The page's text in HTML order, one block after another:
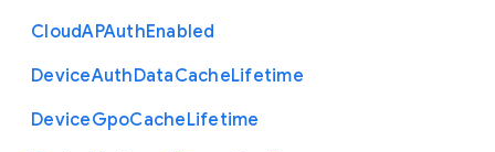
CloudAPAuthEnabled
DeviceAuthDataCacheLifetime
DeviceGpoCacheLifetime